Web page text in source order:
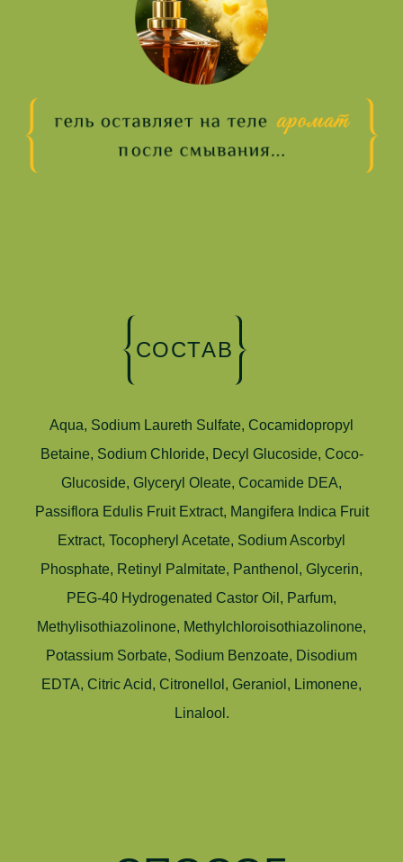
СОСТАВ
Aqua, Sodium Laureth Sulfate, Cocamidopropyl
Betaine, Sodium Chloride, Decyl Glucoside, Coco-
Glucoside, Glyceryl Oleate, Cocamide DEA,
Passiflora Edulis Fruit Extract, Mangifera Indica Fruit
Extract, Tocopheryl Acetate, Sodium Ascorbyl
Phosphate, Retinyl Palmitate, Panthenol, Glycerin,
PEG-40 Hydrogenated Castor Oil, Parfum,
Methylisothiazolinone, Methylchloroisothiazolinone,
Potassium Sorbate, Sodium Benzoate, Disodium
EDTA, Citric Acid, Citronellol, Geraniol, Limonene,
Linalool.